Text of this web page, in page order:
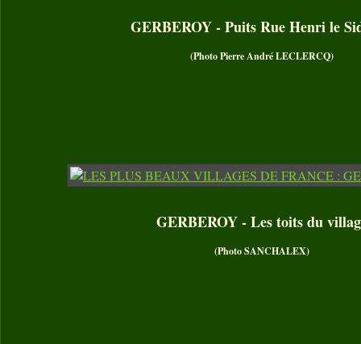
GERBEROY - Puits Rue Henri le
(Photo Pierre André LECLERCQ)
GERBEROY - Les toits du
(Photo SANCHALEX)